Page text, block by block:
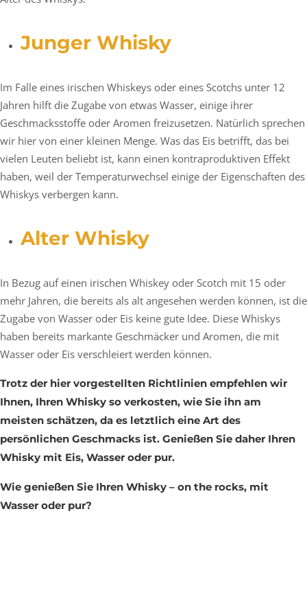
Junger Whisky
Im Falle eines irischen Whiskeys oder eines Scotchs unter 12
Jahren hilft die Zugabe von etwas Wasser, einige ihrer
Geschmacksstoffe oder Aromen freizusetzen. Natürlich sprechen
wir hier von einer kleinen Menge. Was das Eis betrifft, das bei
vielen Leuten beliebt ist, kann einen kontraproduktiven Effekt
haben, weil der Temperaturwechsel einige der Eigenschaften des
Whiskys verbergen kann.
Alter Whisky
In Bezug auf einen irischen Whiskey oder Scotch mit 15 oder
mehr Jahren, die bereits als alt angesehen werden können, ist die
Zugabe von Wasser oder Eis keine gute Idee. Diese Whiskys
haben bereits markante Geschmäcker und Aromen, die mit
Wasser oder Eis verschleiert werden können.
Trotz der hier vorgestellten Richtlinien empfehlen wir
Ihnen, Ihren Whisky so verkosten, wie Sie ihn am
meisten schätzen, da es letztlich eine Art des
persönlichen Geschmacks ist. Genießen Sie daher Ihren
Whisky mit Eis, Wasser oder pur.
Wie genießen Sie Ihren Whisky – on the rocks, mit
Wasser oder pur?